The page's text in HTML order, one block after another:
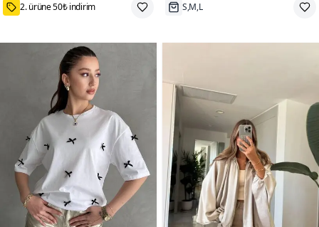
75₺ Kupon Fırsatı S,M,L